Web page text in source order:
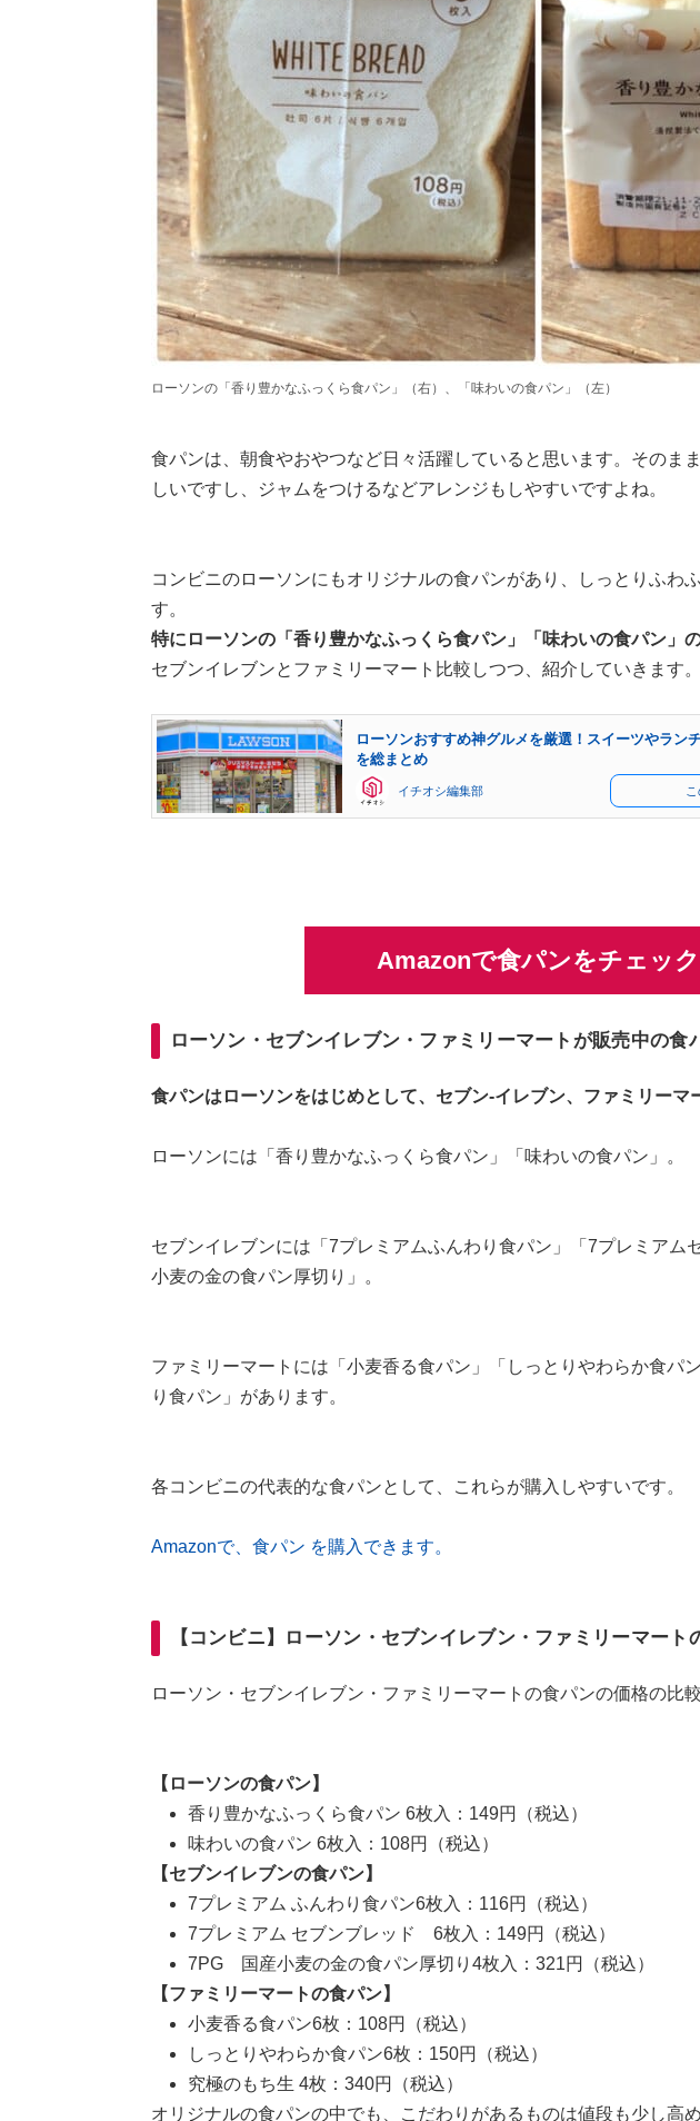
ローソンの「香り豊かなふっくら食パン」（右）、「味わいの食パン」（左）
食パンは、朝食やおやつなど日々活躍していると思います。そのま
しいですし、ジャムをつけるなどアレンジもしやすいですよね。
コンビニのローソンにもオリジナルの食パンがあり、しっとりふわ
す。
特にローソンの「香り豊かなふっくら食パン」「味わいの食パン」
セブンイレブンとファミリーマート比較しつつ、紹介していきます。
ローソンおすすめ神グルメを厳選！スイーツやラン
を総まとめ
イチオシ編集部
Amazonで食パンをチェック
ローソン・セブンイレブン・ファミリーマートが販売中の食
食パンはローソンをはじめとして、セブン-イレブン、ファミリーマ
ローソンには「香り豊かなふっくら食パン」「味わいの食パン」。
セブンイレブンには「7プレミアムふんわり食パン」「7プレミアム
小麦の金の食パン厚切り」。
ファミリーマートには「小麦香る食パン」「しっとりやわらか食パ
り食パン」があります。
各コンビニの代表的な食パンとして、これらが購入しやすいです。
Amazonで、食パン を購入できます。
【コンビニ】ローソン・セブンイレブン・ファミリーマート
ローソン・セブンイレブン・ファミリーマートの食パンの価格の比
【ローソンの食パン】
香り豊かなふっくら食パン 6枚入：149円（税込）
味わいの食パン 6枚入：108円（税込）
【セブンイレブンの食パン】
7プレミアム ふんわり食パン6枚入：116円（税込）
7プレミアム セブンブレッド 6枚入：149円（税込）
7PG 国産小麦の金の食パン厚切り4枚入：321円（税込）
【ファミリーマートの食パン】
小麦香る食パン6枚：108円（税込）
しっとりやわらか食パン6枚：150円（税込）
究極のもち生 4枚：340円（税込）
オリジナルの食パンの中でも、こだわりがあるものは値段も少し高め